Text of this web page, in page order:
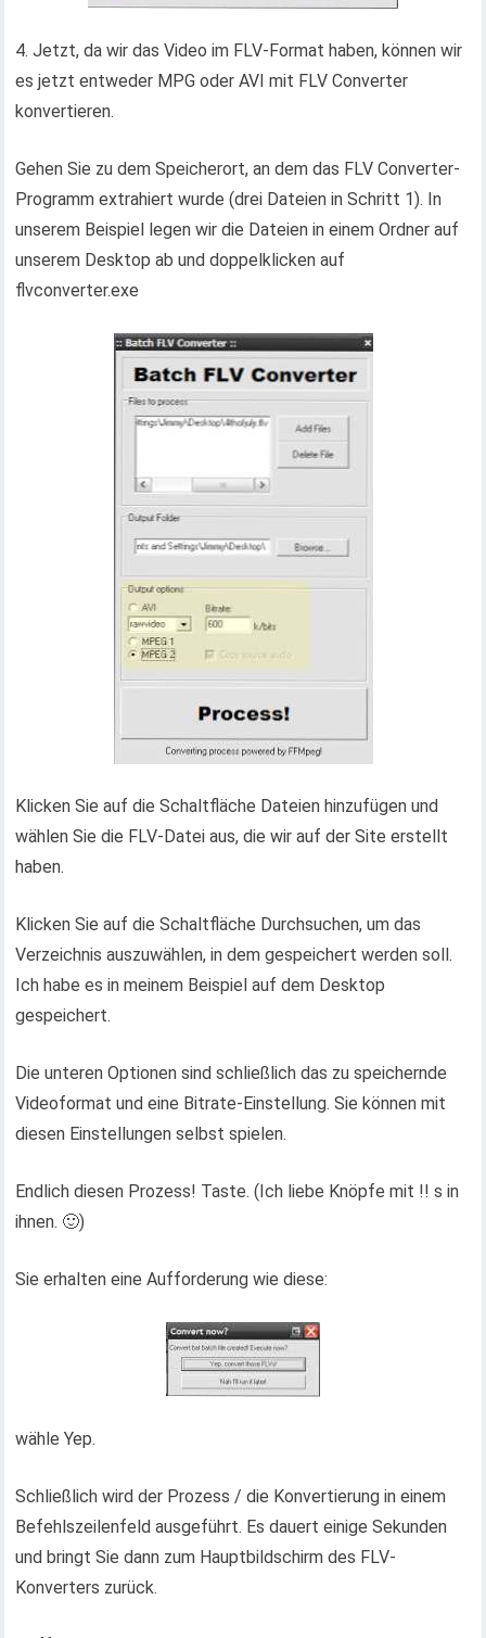
4. Jetzt, da wir das Video im FLV-Format haben, können wir
es jetzt entweder MPG oder AVI mit FLV Converter
konvertieren.
Gehen Sie zu dem Speicherort, an dem das FLV Converter-
Programm extrahiert wurde (drei Dateien in Schritt 1). In
unserem Beispiel legen wir die Dateien in einem Ordner auf
unserem Desktop ab und doppelklicken auf
flvconverter.exe
Klicken Sie auf die Schaltfläche Dateien hinzufügen und
wählen Sie die FLV-Datei aus, die wir auf der Site erstellt
haben.
Klicken Sie auf die Schaltfläche Durchsuchen, um das
Verzeichnis auszuwählen, in dem gespeichert werden soll.
Ich habe es in meinem Beispiel auf dem Desktop
gespeichert.
Die unteren Optionen sind schließlich das zu speichernde
Videoformat und eine Bitrate-Einstellung. Sie können mit
diesen Einstellungen selbst spielen.
Endlich diesen Prozess! Taste. (Ich liebe Knöpfe mit !! s in
ihnen. 🙂)
Sie erhalten eine Aufforderung wie diese:
wähle Yep.
Schließlich wird der Prozess / die Konvertierung in einem
Befehlszeilenfeld ausgeführt. Es dauert einige Sekunden
und bringt Sie dann zum Hauptbildschirm des FLV-
Konverters zurück.